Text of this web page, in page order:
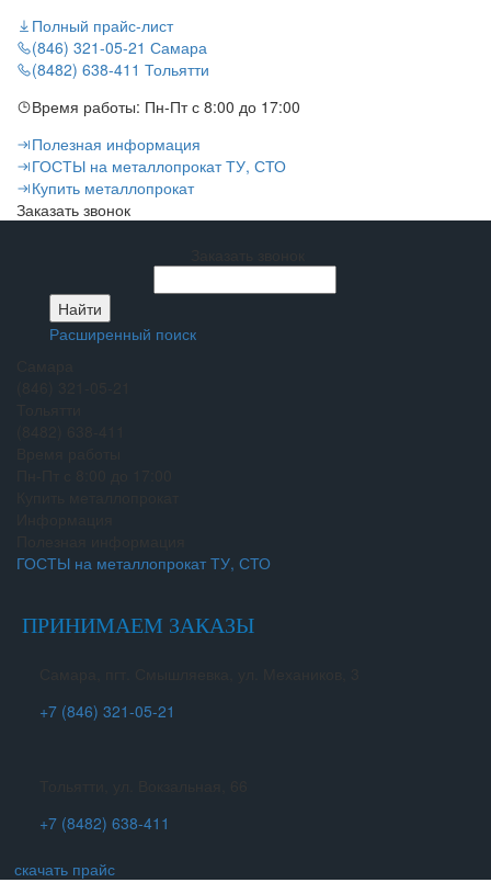
Полный прайс-лист
(846) 321-05-21 Самара
(8482) 638-411 Тольятти
Время работы: Пн-Пт с 8:00 до 17:00
Полезная информация
ГОСТЫ на металлопрокат ТУ, СТО
Купить металлопрокат
Заказать звонок
Расширенный поиск
ГОСТЫ на металлопрокат ТУ, СТО
ПРИНИМАЕМ ЗАКАЗЫ
+7 (846) 321-05-21
+7 (8482) 638-411
скачать прайс